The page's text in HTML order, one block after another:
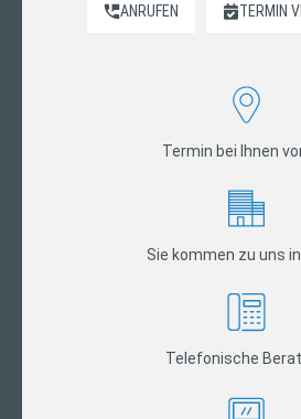
ANRUFEN TERMIN
Termin bei Ihnen
Sie kommen zu uns
Telefonische